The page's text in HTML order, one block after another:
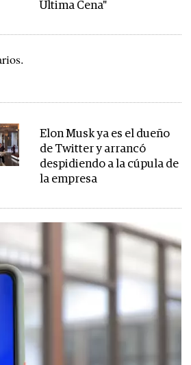
Última Cena"
Elon Musk ya es el dueño
de Twitter y arrancó
despidiendo a la cúpula de
la empresa